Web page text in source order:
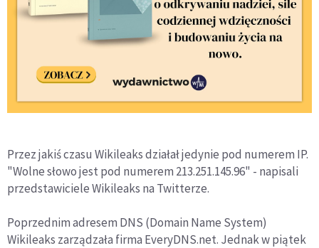
Przez jakiś czasu Wikileaks działał jedynie pod numerem IP.
"Wolne słowo jest pod numerem 213.251.145.96" - napisali
przedstawiciele Wikileaks na Twitterze.
Poprzednim adresem DNS (Domain Name System)
Wikileaks zarządzała firma EveryDNS.net. Jednak w piątek